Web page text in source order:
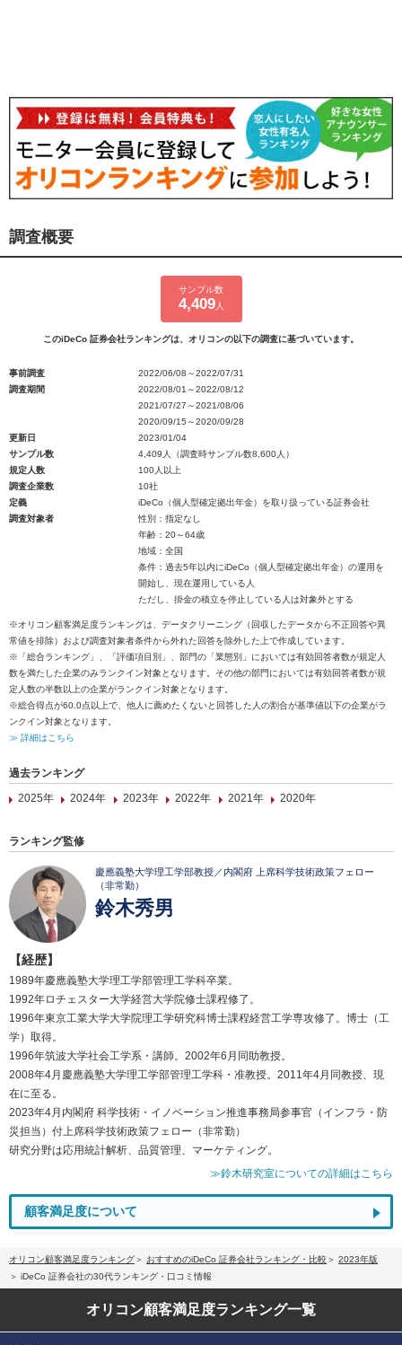
調査概要
サンプル数
4,409人
このiDeCo 証券会社ランキングは、オリコンの以下の調査に基づいています。
事前調査
2022/06/08～2022/07/31
調査期間
2022/08/01～2022/08/12
2021/07/27～2021/08/06
2020/09/15～2020/09/28
更新日
2023/01/04
サンプル数
4,409人（調査時サンプル数8,600人）
規定人数
100人以上
調査企業数
10社
定義
iDeCo（個人型確定拠出年金）を取り扱っている証券会社
調査対象者
性別：指定なし
年齢：20～64歳
地域：全国
条件：過去5年以内にiDeCo（個人型確定拠出年金）の運用を
開始し、現在運用している人
ただし、掛金の積立を停止している人は対象外とする
※オリコン顧客満足度ランキングは、データクリーニング（回収したデータから不正回答や異
常値を排除）および調査対象者条件から外れた回答を除外した上で作成しています。
※「総合ランキング」、「評価項目別」、部門の「業態別」においては有効回答者数が規定人
数を満たした企業のみランクイン対象となります。その他の部門においては有効回答者数が規
定人数の半数以上の企業がランクイン対象となります。
※総合得点が60.0点以上で、他人に薦めたくないと回答した人の割合が基準値以下の企業がラ
ンクイン対象となります。
≫ 詳細はこちら
過去ランキング
2025年
2024年 2023年 2022年 2021年 2020年
ランキング監修
慶應義塾大学理工学部教授／内閣府 上席科学技術政策フェロー
（非常勤）
鈴木秀男
【経歴】
1989年慶應義塾大学理工学部管理工学科卒業。
1992年ロチェスター大学経営大学院修士課程修了。
1996年東京工業大学大学院理工学研究科博士課程経営工学専攻修了。博士（工
学）取得。
1996年筑波大学社会工学系・講師。2002年6月同助教授。
2008年4月慶應義塾大学理工学部管理工学科・准教授。2011年4月同教授、現
在に至る。
2023年4月内閣府 科学技術・イノベーション推進事務局参事官（インフラ・防
災担当）付上席科学技術政策フェロー（非常勤）
研究分野は応用統計解析、品質管理、マーケティング。
≫鈴木研究室についての詳細はこちら
顧客満足度について
オリコン顧客満足度ランキング おすすめのiDeCo 証券会社ランキング・比較
2023年版
iDeCo 証券会社の30代ランキング・口コミ情報
オリコン顧客満足度ランキング一覧